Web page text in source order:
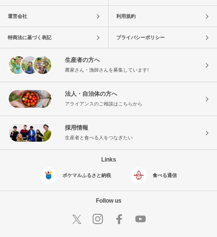
運営会社 利用規約
特商法に基づく表記 プライバシーポリシー
生産者の方へ
農家さん・漁師さんを募集しています!
法人・自治体の方へ
アライアンスのご相談はこちらから
採用情報
生産者と食べる人をつなぎたい
Links
ポケマルふるさと納税 食べる通信
Follow us